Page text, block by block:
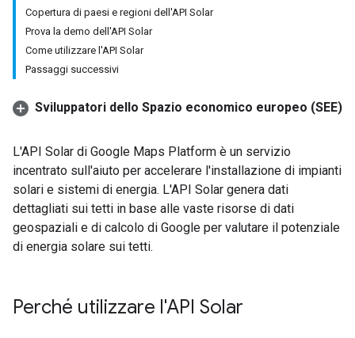
Copertura di paesi e regioni dell'API Solar
Prova la demo dell'API Solar
Come utilizzare l'API Solar
Passaggi successivi
Sviluppatori dello Spazio economico europeo (SEE)
L'API Solar di Google Maps Platform è un servizio
incentrato sull'aiuto per accelerare l'installazione di impianti
solari e sistemi di energia. L'API Solar genera dati
dettagliati sui tetti in base alle vaste risorse di dati
geospaziali e di calcolo di Google per valutare il potenziale
di energia solare sui tetti.
Perché utilizzare l'API Solar